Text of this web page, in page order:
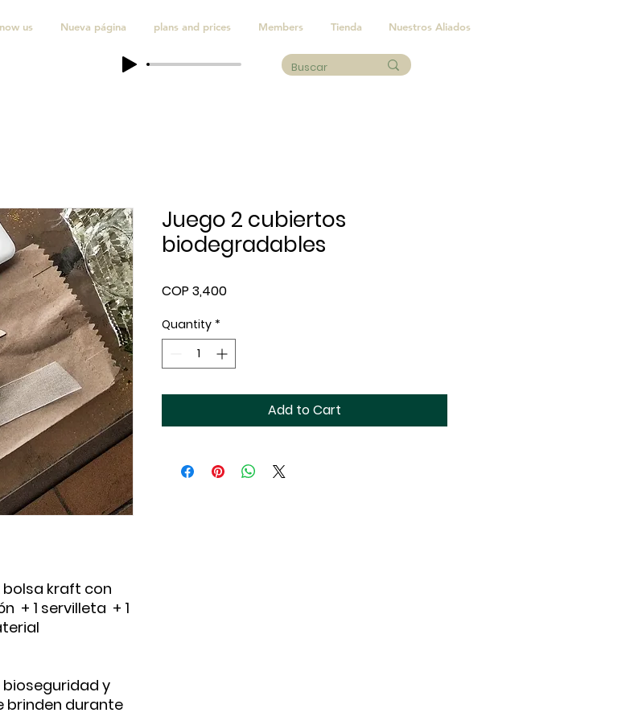
us Nueva página plans and prices Members Tienda Nuestros Aliados
kraft con
+ 1 servilleta + 1
y
brinden durante
Juego 2 cubiertos
biodegradables
COP 3,400Price
Quantity *
Add to Cart